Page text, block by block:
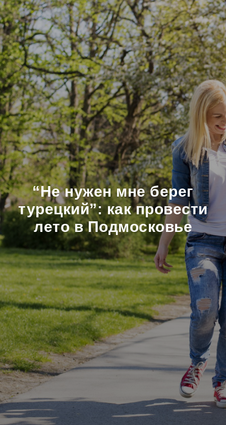
“Не нужен мне берег
турецкий”: как провести
лето в Подмосковье